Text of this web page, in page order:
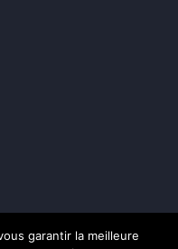
garantir la meilleure